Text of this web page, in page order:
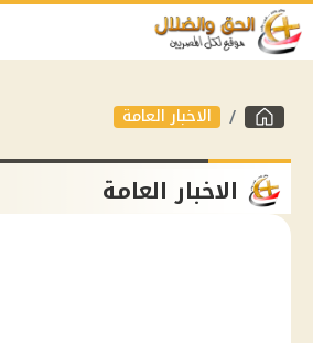
الاخبار العامة
الاخبار العامة